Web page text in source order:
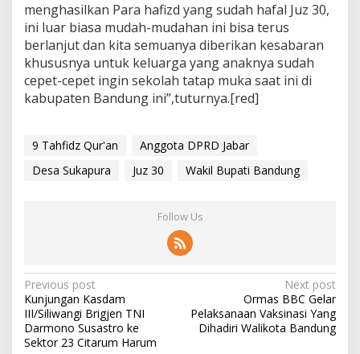
menghasilkan Para hafizd yang sudah hafal Juz 30,
ini luar biasa mudah-mudahan ini bisa terus
berlanjut dan kita semuanya diberikan kesabaran
khususnya untuk keluarga yang anaknya sudah
cepet-cepet ingin sekolah tatap muka saat ini di
kabupaten Bandung ini”,tuturnya.[red]
9 Tahfidz Qur'an
Anggota DPRD Jabar
Desa Sukapura
Juz 30 Wakil Bupati Bandung
Follow Us
P
o
s
Previous post
Kunjungan Kasdam
III/Siliwangi Brigjen TNI
Darmono Susastro ke
Sektor 23 Citarum Harum
Next post
Ormas BBC Gelar
Pelaksanaan Vaksinasi Yang
Dihadiri Walikota Bandung